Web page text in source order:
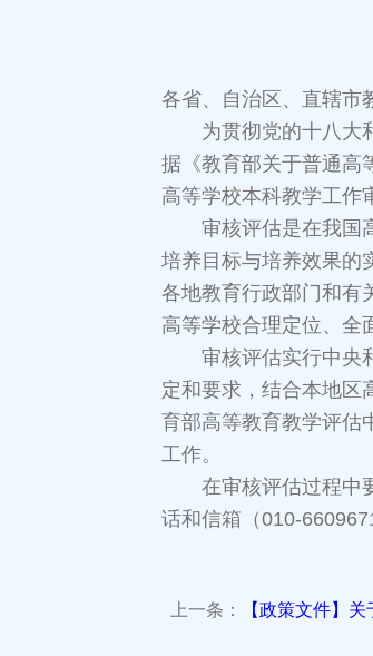
各省、自治区、直辖市
为贯彻党的十八大和
据《教育部关于普通高
高等学校本科教学工作
审核评估是在我国高
培养目标与培养效果的
各地教育行政部门和有
高等学校合理定位、全
审核评估实行中央和
定和要求，结合本地区
育部高等教育教学评估
工作。
在审核评估过程中要
话和信箱（010-
上一条： 【政策文件】